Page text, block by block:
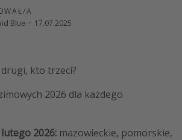
porady podróżnicze
podróżnicze
A
Blue · 17.07.2025
kto trzeci?
2026 dla każdego
2026: mazowieckie, pomorskie,